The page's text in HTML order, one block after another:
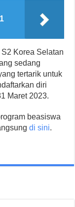
Korea Selatan
sedang
tertarik untuk
diri
Maret 2023.
beasiswa
di sini.